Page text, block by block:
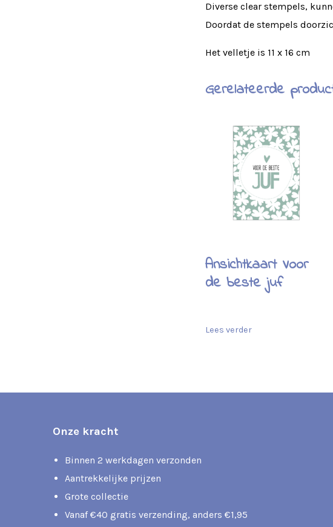
Diverse clear stempels,
Doordat de stempels
Het velletje is 11 x 16 cm
Gerelateerde
Ansichtkaart Voor
de beste juf
Lees verder
Onze kracht
Binnen 2 werkdagen verzonden
Aantrekkelijke prijzen
Grote collectie
Vanaf €40 gratis verzending, anders €1,95